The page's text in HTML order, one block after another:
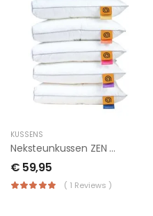
KUSSENS
Neksteunkussen ZEN Comfort
€ 59,95
( 1 Reviews )